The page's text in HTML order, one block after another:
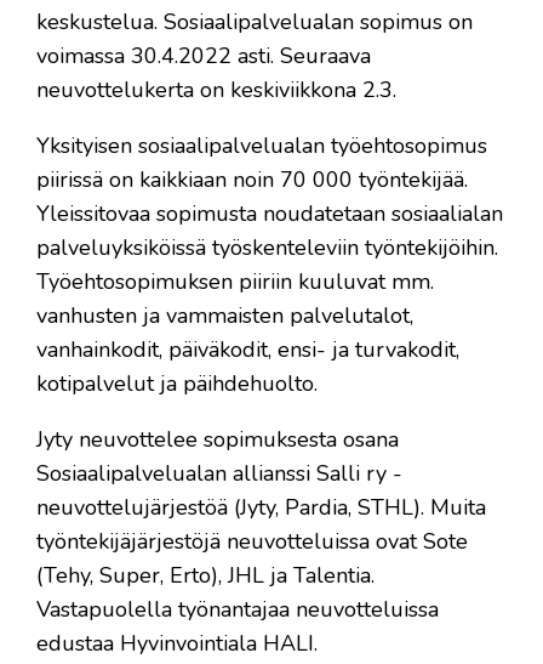
keskustelua. Sosiaalipalvelualan sopimus on
voimassa 30.4.2022 asti. Seuraava
neuvottelukerta on keskiviikkona 2.3.
Yksityisen sosiaalipalvelualan työehtosopimus
piirissä on kaikkiaan noin 70 000 työntekijää.
Yleissitovaa sopimusta noudatetaan sosiaalialan
palveluyksiköissä työskenteleviin työntekijöihin.
Työehtosopimuksen piiriin kuuluvat mm.
vanhusten ja vammaisten palvelutalot,
vanhainkodit, päiväkodit, ensi- ja turvakodit,
kotipalvelut ja päihdehuolto.
Jyty neuvottelee sopimuksesta osana
Sosiaalipalvelualan allianssi Salli ry -
neuvottelujärjestöä (Jyty, Pardia, STHL). Muita
työntekijäjärjestöjä neuvotteluissa ovat Sote
(Tehy, Super, Erto), JHL ja Talentia.
Vastapuolella työnantajaa neuvotteluissa
edustaa Hyvinvointiala HALI.